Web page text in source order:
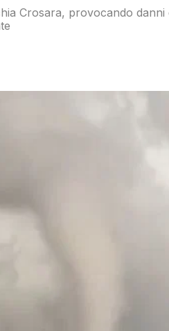
Crosara, provocando